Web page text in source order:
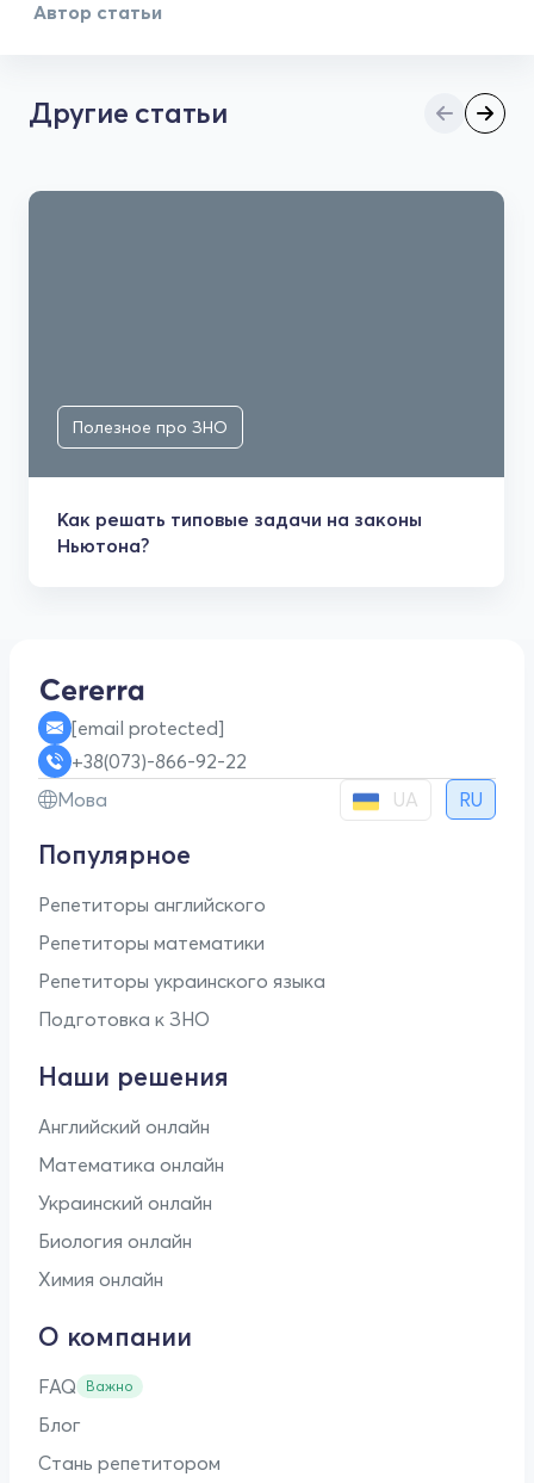
Автор статьи
Другие статьи
Полезное про ЗНО
Как решать типовые задачи на законы
Ньютона?
[email protected]
+38(073)-866-92-22
Мова
UA RU
Популярное
Репетиторы английского
Репетиторы математики
Репетиторы украинского языка
Подготовка к ЗНО
Наши решения
Английский онлайн
Математика онлайн
Украинский онлайн
Биология онлайн
Химия онлайн
О компании
FAQ Важно
Блог
Стань репетитором